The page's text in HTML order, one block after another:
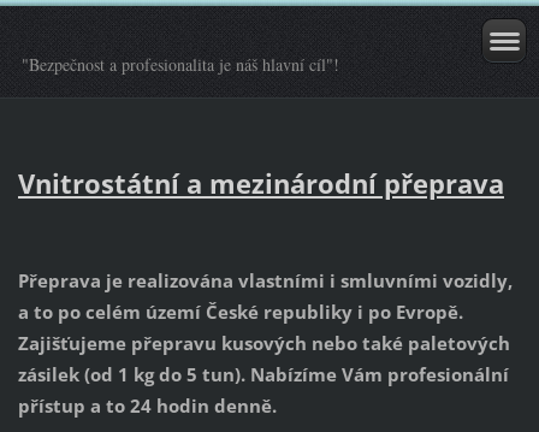
"Bezpečnost a profesionalita je náš hlavní cíl"!
Vnitrostátní a mezinárodní přeprava
Přeprava je realizována vlastními i smluvními vozidly,
a to po celém území České republiky i po Evropě.
Zajišťujeme přepravu kusových nebo také paletových
zásilek (od 1 kg do 5 tun). Nabízíme Vám profesionální
přístup a to 24 hodin denně.